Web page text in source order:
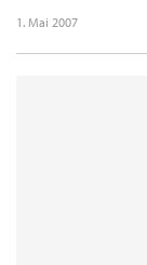
1. Mai 2007